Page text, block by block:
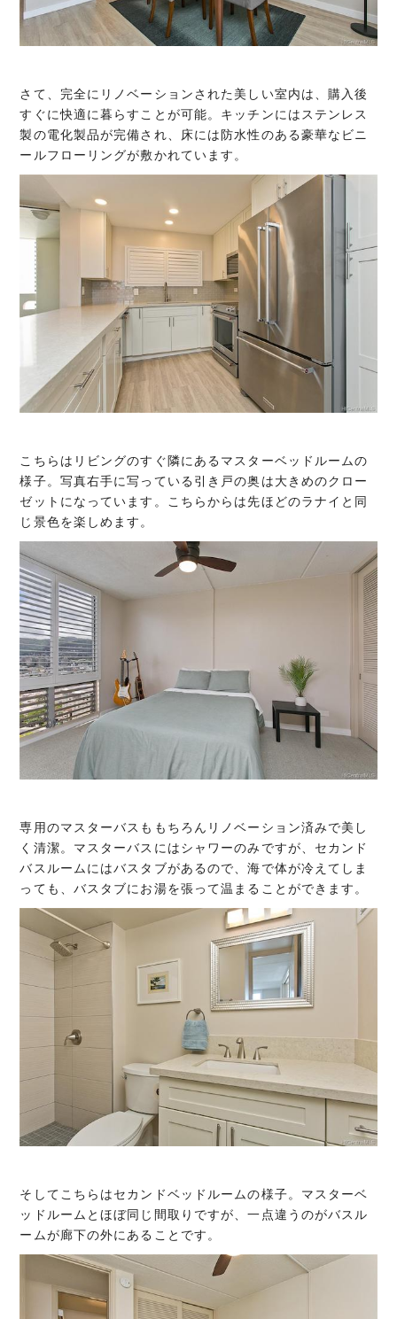
さて、完全にリノベーションされた美しい室内は、購入後
すぐに快適に暮らすことが可能。キッチンにはステンレス
製の電化製品が完備され、床には防水性のある豪華なビニ
ールフローリングが敷かれています。
こちらはリビングのすぐ隣にあるマスターベッドルームの
様子。写真右手に写っている引き戸の奥は大きめのクロー
ゼットになっています。こちらからは先ほどのラナイと同
じ景色を楽しめます。
専用のマスターバスももちろんリノベーション済みで美し
く清潔。マスターバスにはシャワーのみですが、セカンド
バスルームにはバスタブがあるので、海で体が冷えてしま
っても、バスタブにお湯を張って温まることができます。
そしてこちらはセカンドベッドルームの様子。マスターベ
ッドルームとほぼ同じ間取りですが、一点違うのがバスル
ームが廊下の外にあることです。